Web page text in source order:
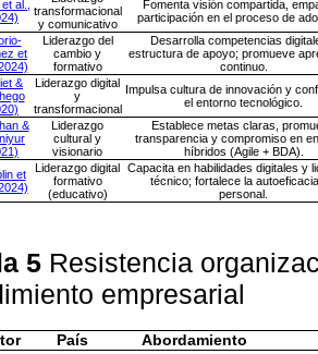
al.,
transformacional
y comunicativo
Fomenta visión compartida,
participación en el proceso de
et
Liderazgo del
cambio y
formativo
Desarrolla competencias
estructura de apoyo; promueve
continuo.
&
Liderazgo digital
y
transformacional
Impulsa cultura de innovación y
el entorno tecnológico.
&
Liderazgo
cultural y
visionario
Establece metas claras,
transparencia y compromiso en
híbridos (Agile + BDA).
et
Liderazgo digital
formativo
(educativo)
Capacita en habilidades digitales y
técnico; fortalece la
personal.
5 Resistencia
empresarial
País Abordamiento